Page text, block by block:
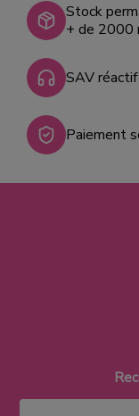
Stock
+ de 2000
SAV réactif
Paiement